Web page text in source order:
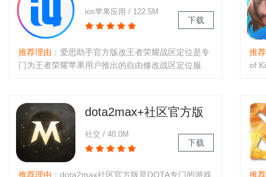
耀战区定位
ios苹果应用 / 122.5M
下载
推荐理由 ：爱思助手官方版改王者荣耀战区定位是专
门为王者荣耀苹果用户推出的自由修改战区定位服
匹配排位等等，小伙伴们千万不要..
推
of
上
dota2max+社区官方版
社交 / 40.0M
下载
推荐理由 ：dota2max社区官方版是DOTA专门的游戏
推